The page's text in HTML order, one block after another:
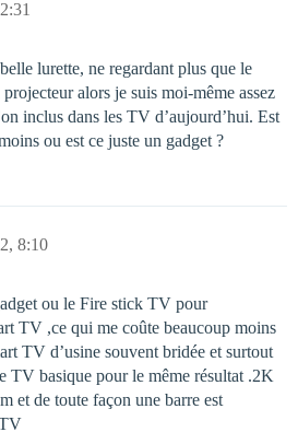
lurette, ne regardant plus que le
alors je suis moi-même assez
inclus dans les TV d’aujourd’hui. Est
ou est ce juste un gadget ?
8:10
ou le Fire stick TV pour
TV ,ce qui me coûte beaucoup moins
TV d’usine souvent bridée et surtout
TV basique pour le même résultat .2K
et de toute façon une barre est